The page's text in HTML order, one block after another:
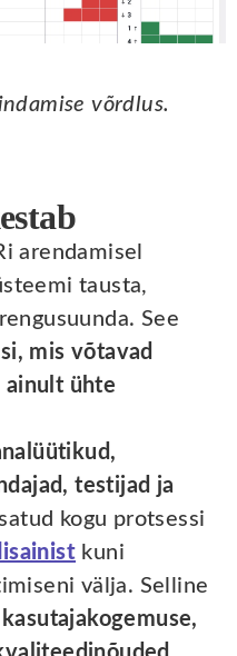
võrdlus.
arendamisel
tausta,
See
mis võtavad
ühte
testijad ja
kogu protsessi
kuni
välja. Selline
kasutajakogemuse,